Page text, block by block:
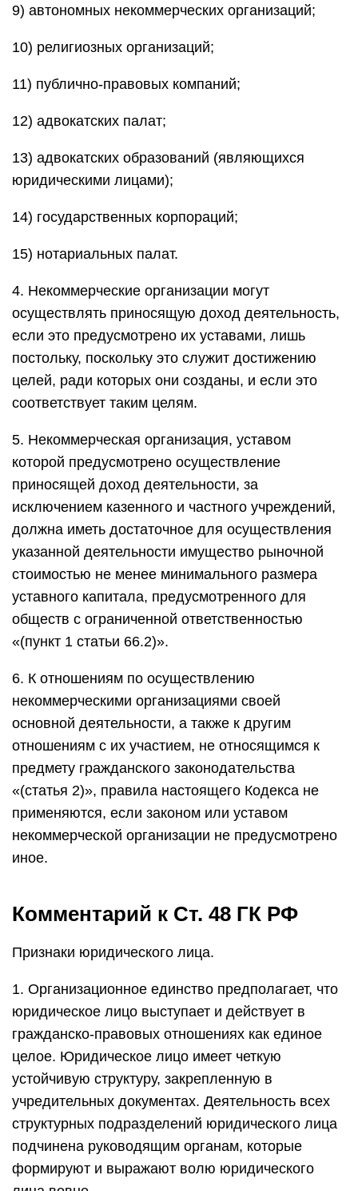
9) автономных некоммерческих организаций;
10) религиозных организаций;
11) публично-правовых компаний;
12) адвокатских палат;
13) адвокатских образований (являющихся
юридическими лицами);
14) государственных корпораций;
15) нотариальных палат.
4. Некоммерческие организации могут
осуществлять приносящую доход деятельность,
если это предусмотрено их уставами, лишь
постольку, поскольку это служит достижению
целей, ради которых они созданы, и если это
соответствует таким целям.
5. Некоммерческая организация, уставом
которой предусмотрено осуществление
приносящей доход деятельности, за
исключением казенного и частного учреждений,
должна иметь достаточное для осуществления
указанной деятельности имущество рыночной
стоимостью не менее минимального размера
уставного капитала, предусмотренного для
обществ с ограниченной ответственностью
«(пункт 1 статьи 66.2)».
6. К отношениям по осуществлению
некоммерческими организациями своей
основной деятельности, а также к другим
отношениям с их участием, не относящимся к
предмету гражданского законодательства
«(статья 2)», правила настоящего Кодекса не
применяются, если законом или уставом
некоммерческой организации не предусмотрено
иное.
Комментарий к Ст. 48 ГК РФ
Признаки юридического лица.
1. Организационное единство предполагает, что
юридическое лицо выступает и действует в
гражданско-правовых отношениях как единое
целое. Юридическое лицо имеет четкую
устойчивую структуру, закрепленную в
учредительных документах. Деятельность всех
структурных подразделений юридического лица
подчинена руководящим органам, которые
формируют и выражают волю юридического